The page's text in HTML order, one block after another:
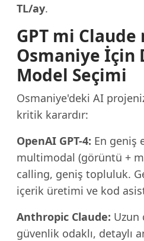
TL/ay.
GPT mi Claude
Osmaniye İçin
Model Seçimi
Osmaniye'deki AI
kritik karardır:
OpenAI GPT-4: En geniş
multimodal (görüntü +
calling, geniş topluluk.
içerik üretimi ve kod
Anthropic Claude: Uzun
güvenlik odaklı, detaylı